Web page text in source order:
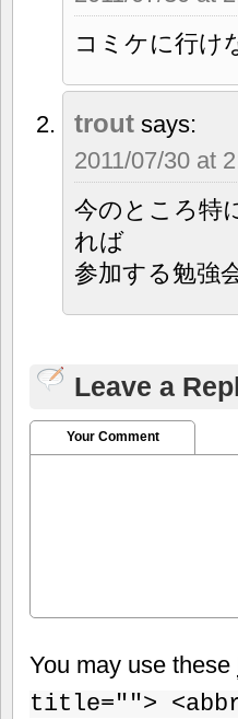
コミケに行け
trout says:
2011/07/30 at
今のところ特
れば
参加する勉強
Leave a
Your Comment
You may use these
title="">